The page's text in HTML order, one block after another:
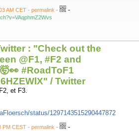
AM CET - permalink - -
: "Check out the
@F1, #F2 and
#RoadToF1
/ Twitter
et F3.
status/1297143515290447872
PM CEST - permalink - -